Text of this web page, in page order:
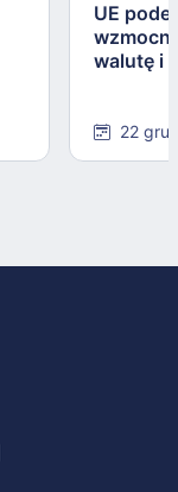
UE
walutę i
22